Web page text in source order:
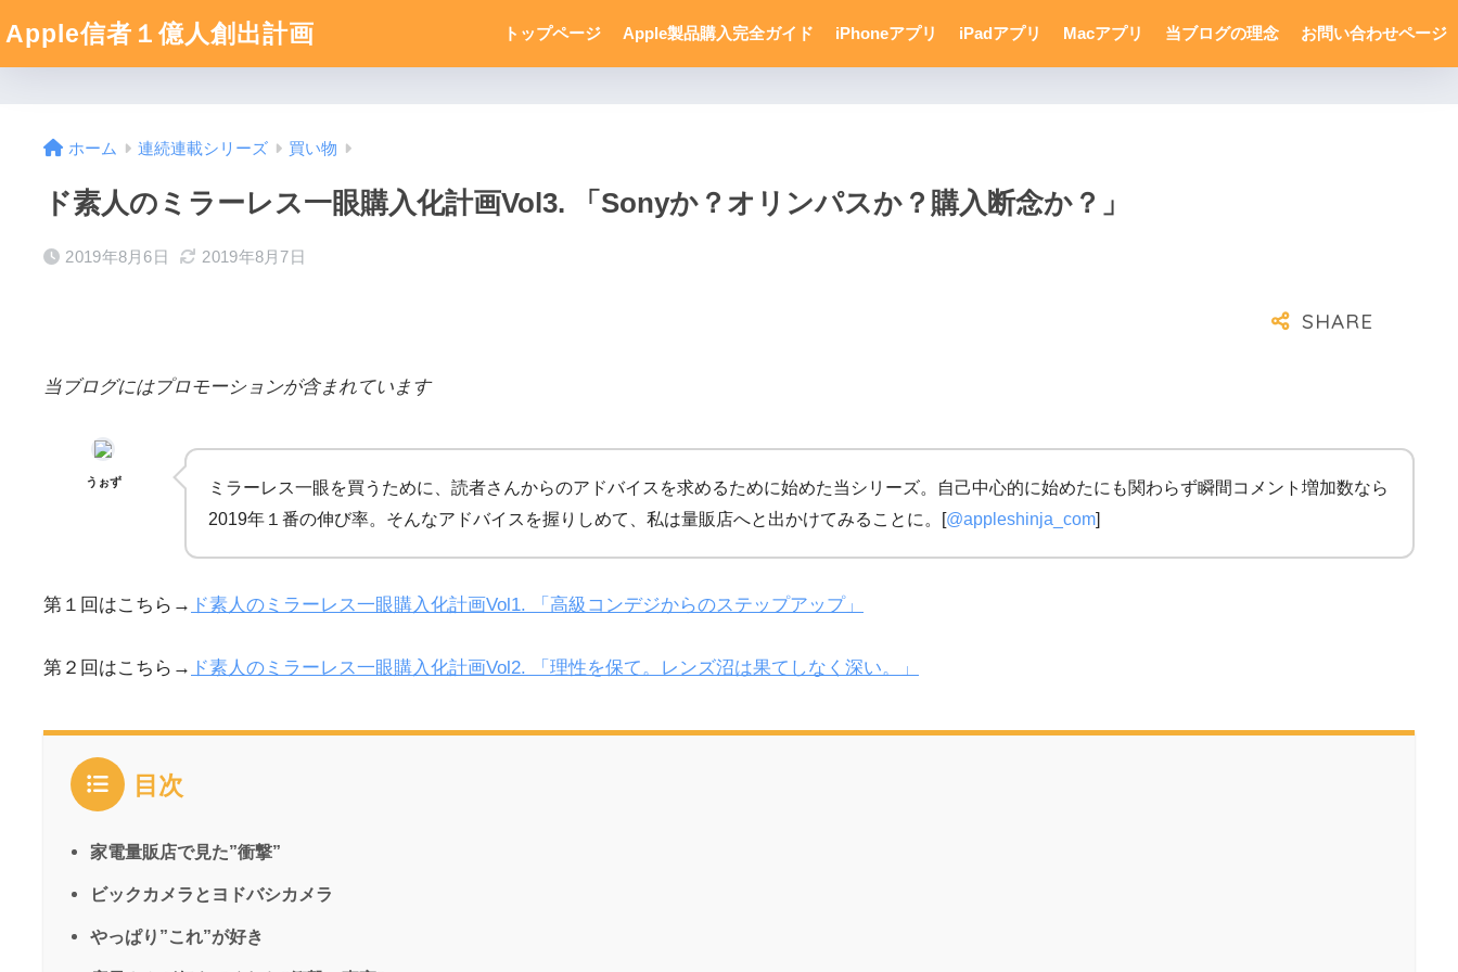
Apple信者１億人創出計画 トップページ Apple製品購入完全ガイド iPhoneアプリ iPadアプリ Macアプリ 当ブログの理念 お問い合わせページ
ホーム 連続連載シリーズ 買い物
ド素人のミラーレス一眼購入化計画Vol3. 「Sonyか？オリンパスか？購入断念か？」
2019年8月6日 2019年8月7日
当ブログにはプロモーションが含まれています
うぉず
ミラーレス一眼を買うために、読者さんからのアドバイスを求めるために始めた当シリーズ。自己中心的に始めたにも関わらず瞬間コメント増加数なら
2019年１番の伸び率。そんなアドバイスを握りしめて、私は量販店へと出かけてみることに。[@appleshinja_com]
第１回はこちら→ ド素人のミラーレス一眼購入化計画Vol1. 「高級コンデジからのステップアップ」
第２回はこちら→ ド素人のミラーレス一眼購入化計画Vol2. 「理性を保て。レンズ沼は果てしなく深い。」
目次
家電量販店で見た”衝撃”
ビックカメラとヨドバシカメラ
やっぱり”これ”が好き